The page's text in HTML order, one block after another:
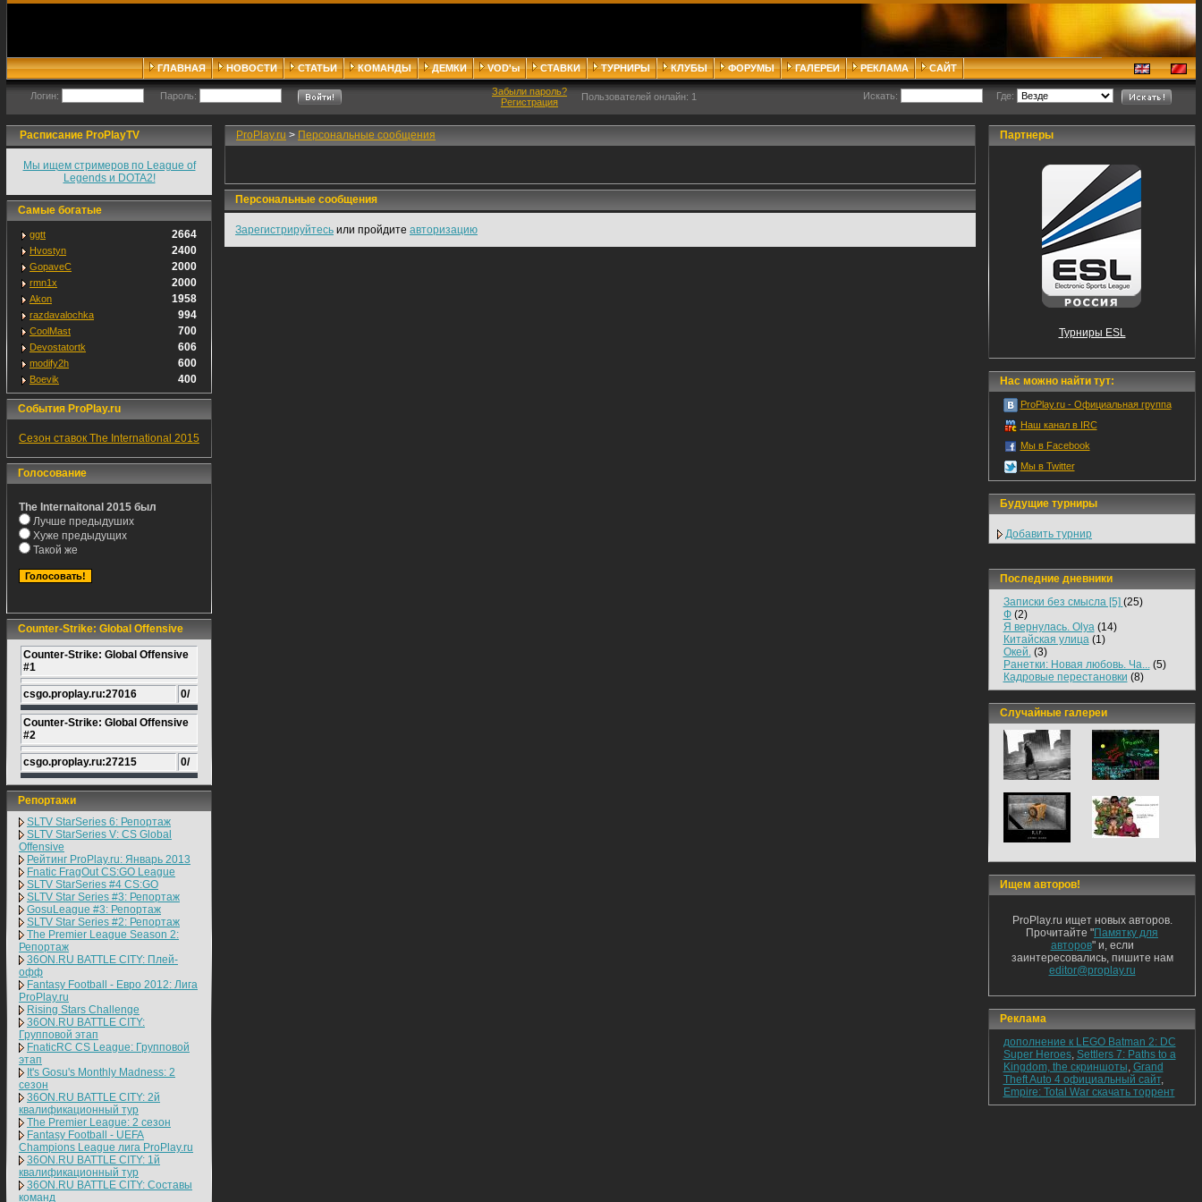
ГЛАВНАЯ НОВОСТИ СТАТЬИ КОМАНДЫ ДЕМКИ VOD'ы СТАВКИ ТУРНИРЫ КЛУБЫ ФОРУМЫ ГАЛЕРЕИ РЕКЛАМА САЙТ
Логин: Пароль:
Забыли пароль?
Регистрация
Пользователей онлайн: 1 Искать: Где:
Расписание ProPlayTV
Мы ищем стримеров по League of
Legends и DOTA2!
Самые богатые
ggtt 2664
Hvostyn 2400
GopaveC 2000
rmn1x 2000
Akon 1958
razdavalochka 994
CoolMast 700
Devostatortk 606
modify2h 600
Boevik 400
События ProPlay.ru
Сезон ставок The International 2015
Голосование
The Internaitonal 2015 был
Лучше предыдуших
Хуже предыдущих
Такой же
Counter-Strike: Global Offensive
Counter-Strike: Global Offensive
#1
csgo.proplay.ru:27016 0/
Counter-Strike: Global Offensive
#2
csgo.proplay.ru:27215 0/
Репортажи
SLTV StarSeries 6: Репортаж
SLTV StarSeries V: CS Global
Offensive
Рейтинг ProPlay.ru: Январь 2013
Fnatic FragOut CS:GO League
SLTV StarSeries #4 CS:GO
SLTV Star Series #3: Репортаж
GosuLeague #3: Репортаж
SLTV Star Series #2: Репортаж
The Premier League Season 2:
Репортаж
36ON.RU BATTLE CITY: Плей-
офф
Fantasy Football - Евро 2012: Лига
ProPlay.ru
Rising Stars Challenge
36ON.RU BATTLE CITY:
Групповой этап
FnaticRC CS League: Групповой
этап
It's Gosu's Monthly Madness: 2
сезон
36ON.RU BATTLE CITY: 2й
квалификационный тур
The Premier League: 2 cезон
Fantasy Football - UEFA
Champions League лига ProPlay.ru
36ON.RU BATTLE CITY: 1й
квалификационный тур
36ON.RU BATTLE CITY: Составы
команд
ProPlay.ru > Персональные сообщения
Персональные сообщения
Зарегистрируйтесь или пройдите авторизацию
Партнеры
Турниры ESL
Нас можно найти тут:
ProPlay.ru - Официальная группа
Наш канал в IRC
Мы в Facebook
Мы в Twitter
Будущие турниры
Добавить турнир
Последние дневники
Записки без смысла [5] (25)
Ф(2)
Я вернулась. Olya(14)
Китайская улица(1)
Окей.(3)
Ранетки: Новая любовь. Ча...(5)
Кадровые перестановки (8)
Случайные галереи
Ищем авторов!
ProPlay.ru ищет новых авторов.
Прочитайте "Памятку для
авторов" и, если
заинтересовались, пишите нам
editor@proplay.ru
Реклама
дополнение к LEGO Batman 2: DC
Super Heroes, Settlers 7: Paths to a
Kingdom, the скриншоты, Grand
Theft Auto 4 официальный сайт,
Empire: Total War скачать торрент